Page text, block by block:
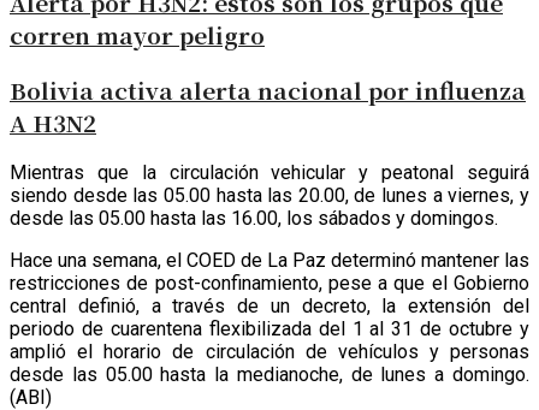
corren mayor peligro
Bolivia activa alerta nacional por influenza
A H3N2
Mientras que la circulación vehicular y peatonal seguirá
siendo desde las 05.00 hasta las 20.00, de lunes a viernes, y
desde las 05.00 hasta las 16.00, los sábados y domingos.
Hace una semana, el COED de La Paz determinó mantener las
restricciones de post-confinamiento, pese a que el Gobierno
central definió, a través de un decreto, la extensión del
periodo de cuarentena flexibilizada del 1 al 31 de octubre y
amplió el horario de circulación de vehículos y personas
desde las 05.00 hasta la medianoche, de lunes a domingo.
(ABI)